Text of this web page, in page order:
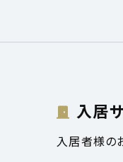
入居
入居者様の